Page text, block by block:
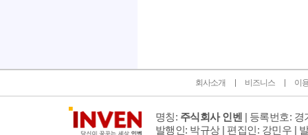
회사소개 비즈니스 이
명칭: 주식회사 인벤 | 등록번호: 경
발행인: 박규상 | 편집인: 강민우 |